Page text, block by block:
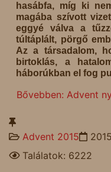
hasábfa, míg ki
magába szívott
eggyé válva a
túltáplált, pörgő
Az a társadalom,
birtoklás, a
háborúkban el fog
Bővebben: Advent
Advent 2015
Találatok: 6222